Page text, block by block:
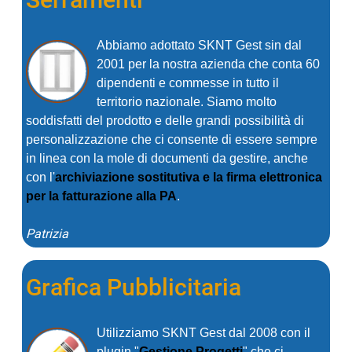
Abbiamo adottato SKNT Gest sin dal
2001 per la nostra azienda che conta 60
dipendenti e commesse in tutto il
territorio nazionale. Siamo molto
soddisfatti del prodotto e delle grandi possibilità di
personalizzazione che ci consente di essere sempre
in linea con la mole di documenti da gestire, anche
con l'archiviazione sostitutiva e la firma elettronica
per la fatturazione alla PA.
Patrizia
Grafica Pubblicitaria
Utilizziamo SKNT Gest dal 2008 con il